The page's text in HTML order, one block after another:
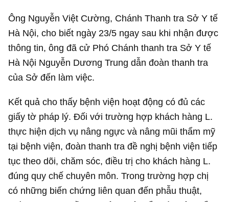
Ông Nguyễn Việt Cường, Chánh Thanh tra Sở Y tế
Hà Nội, cho biết ngày 23/5 ngay sau khi nhận được
thông tin, ông đã cử Phó Chánh thanh tra Sở Y tế
Hà Nội Nguyễn Dương Trung dẫn đoàn thanh tra
của Sở đến làm việc.
Kết quả cho thấy bệnh viện hoạt động có đủ các
giấy tờ pháp lý. Đối với trường hợp khách hàng L.
thực hiện dịch vụ nâng ngực và nâng mũi thẩm mỹ
tại bệnh viện, đoàn thanh tra đề nghị bệnh viện tiếp
tục theo dõi, chăm sóc, điều trị cho khách hàng L.
đúng quy chế chuyên môn. Trong trường hợp chị
có những biến chứng liên quan đến phẫu thuật,